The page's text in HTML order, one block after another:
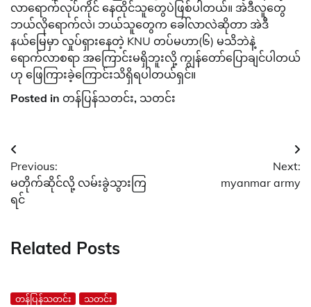
လာရောက်လုပ်ကိုင် နေထိုင်သူတွေပဲဖြစ်ပါတယ်။ အဲဒီလူတွေ
ဘယ်လိုရောက်လဲ၊ ဘယ်သူတွေက ခေါ်လာလဲဆိုတာ အဲဒီ
နယ်မြေမှာ လှုပ်ရှားနေတဲ့ KNU တပ်မဟာ(၆) မသိဘဲနဲ့
ရောက်လာစရာ အကြောင်းမရှိဘူးလို့ ကျွန်တော်ပြောချင်ပါတယ်
ဟု ဖြေကြားခဲ့ကြောင်းသိရှိရပါတယ်ရှင်။
Posted in တန်ပြန်သတင်း, သတင်း
Post
navigation
Previous:
မတိုက်ဆိုင်လို့ လမ်းခွဲသွားကြ
ရင်
Next:
myanmar army
Related Posts
တန်ပြန်သတင်း သတင်း